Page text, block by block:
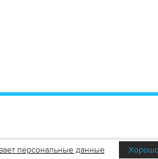
персональные данные